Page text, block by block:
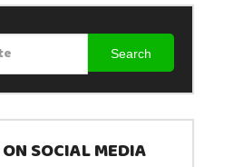
Search
SOCIAL MEDIA